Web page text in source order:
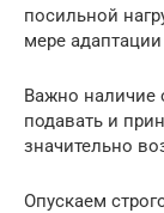
посильной
мере адаптации
Важно наличие
подавать и
значительно
Опускаем